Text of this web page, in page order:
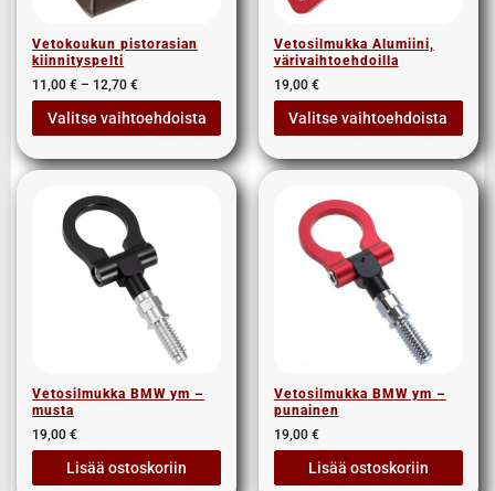
Vetokoukun pistorasian
kiinnityspelti
11,00€ – 12,70€
Valitse vaihtoehdoista
Vetosilmukka Alumiini,
värivaihtoehdoilla
19,00 €
Valitse vaihtoehdoista
Vetosilmukka BMW ym –
musta
19,00€
Lisää ostoskoriin
Vetosilmukka BMW ym –
punainen
19,00 €
Lisää ostoskoriin